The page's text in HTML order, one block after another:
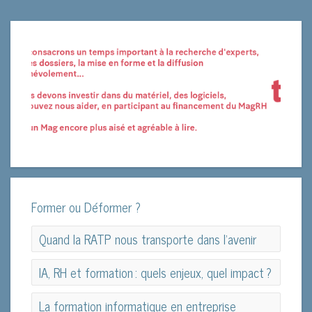
Former ou Déformer ?
Quand la RATP nous transporte dans l’avenir
Quand la RATP nous transporte dans l’avenir
IA, RH et formation : quels enjeux, quel impact ?
IA, RH et formation : quels enjeux, quel impact ?
La formation informatique en entreprise